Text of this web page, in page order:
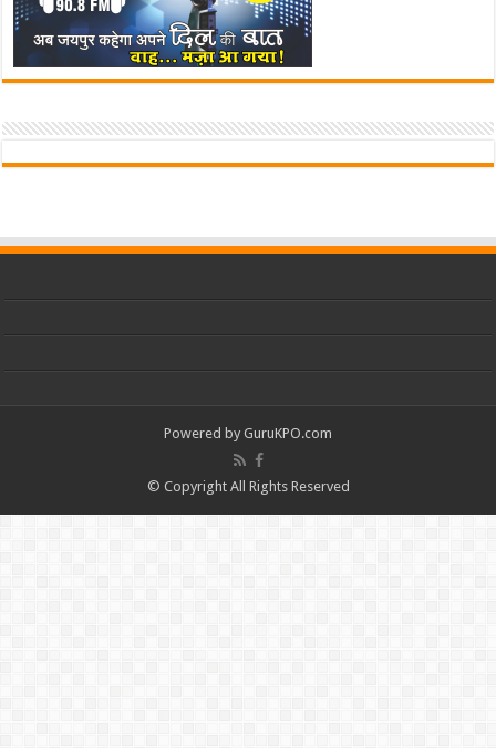
Powered by GuruKPO.com
© Copyright All Rights Reserved